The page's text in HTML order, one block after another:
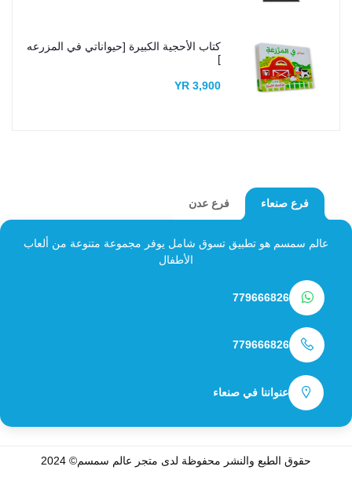
كتاب الأحجية الكبيرة [حيواناتي في المزرعه
]
3,900 YR
فرع صنعاء فرع عدن
عالم سمسم هو تطبيق تسوق شامل يوفر مجموعة متنوعة من ألعاب
الأطفال
779666826
779666826
عنواننا في صنعاء
حقوق الطبع والنشر محفوظة لدى متجر عالم سمسم© 2024